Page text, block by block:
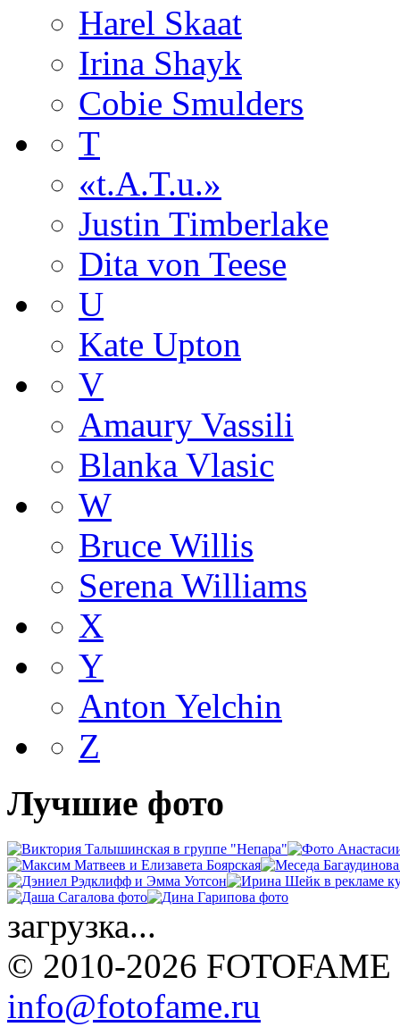
Harel Skaat
Irina Shayk
Cobie Smulders
T
«t.A.T.u.»
Justin Timberlake
Dita von Teese
U
Kate Upton
V
Amaury Vassili
Blanka Vlasic
W
Bruce Willis
Serena Williams
X
Y
Anton Yelchin
Z
Лучшие фото
загрузка...
© 2010-2026 FOTOFAME
info@fotofame.ru